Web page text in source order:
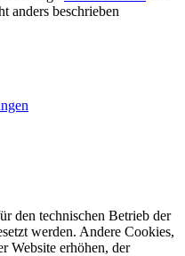
anders beschrieben
den technischen Betrieb der
werden. Andere Cookies,
Website erhöhen, der